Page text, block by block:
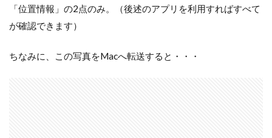
「位置情報」の2点のみ。（後述のアプリを利用すればすべて
が確認できます）
ちなみに、この写真をMacへ転送すると・・・